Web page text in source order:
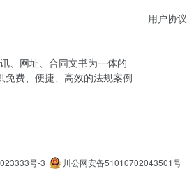
、网址、合同文书为一体的
费、便捷、高效的法规案例
用户协议
号-3 川公网安备51010702043501号